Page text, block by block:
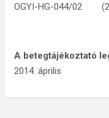
OGYI-HG-044/02
A betegtájékoztató
2014. április